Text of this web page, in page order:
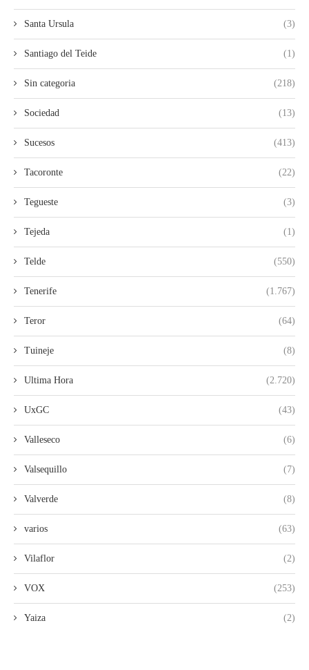
Santa Ursula (3)
Santiago del Teide (1)
Sin categoria (218)
Sociedad (13)
Sucesos (413)
Tacoronte (22)
Tegueste (3)
Tejeda (1)
Telde (550)
Tenerife (1.767)
Teror (64)
Tuineje (8)
Ultima Hora (2.720)
UxGC (43)
Valleseco (6)
Valsequillo (7)
Valverde (8)
varios (63)
Vilaflor (2)
VOX (253)
Yaiza (2)